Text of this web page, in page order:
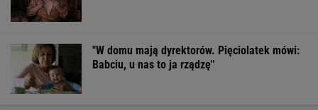
"W domu mają dyrektorów. Pięciolatek mówi:
Babciu, u nas to ja rządzę"